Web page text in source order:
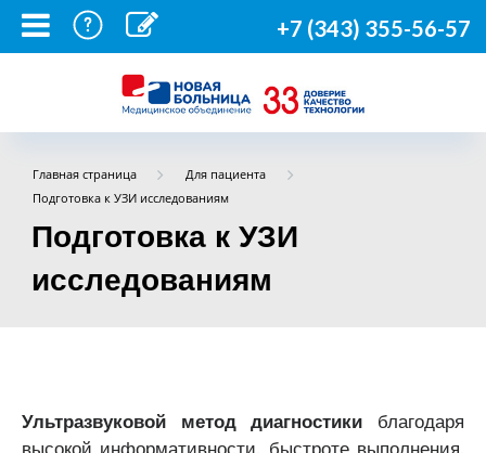
+7 (343) 355-56-57
Главная страница
Для пациента
Подготовка к УЗИ исследованиям
Подготовка к УЗИ
исследованиям
Ультразвуковой метод диагностики благодаря
высокой информативности, быстроте выполнения,